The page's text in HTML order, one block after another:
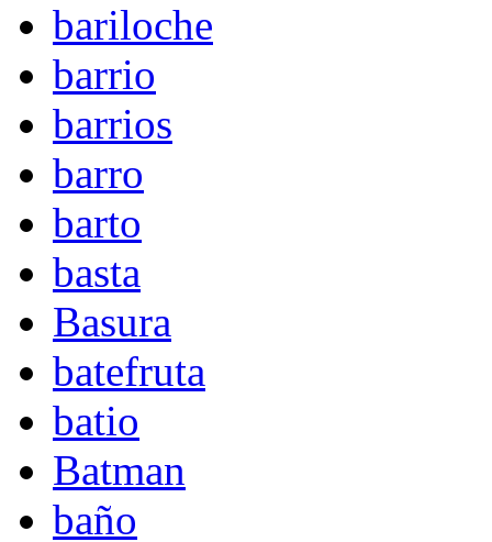
bariloche
barrio
barrios
barro
barto
basta
Basura
batefruta
batio
Batman
baño